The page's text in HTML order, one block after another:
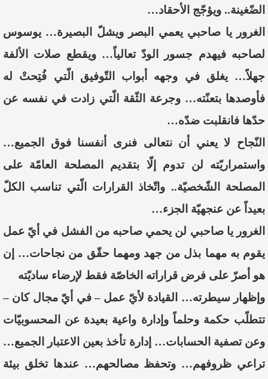
الضّغينة.. ويؤجّج الأحقاد…
الغرور يا صاحبي يعمي البصر ويشلّ البصيرة… يوسوس
لصاحبه فيهدم جسور الودّ تعالياً… ويقطع صلات الألفة
جهلاً… يغلق في وجهه أبواب التّوفيق الّتي فُتِحتْ له
فأوصدها بتعنّته… وجرعة الثّقة الّتي زادت في نفسه عن
حدّها فانقلبت ضدّه…
النّجاح لا يعني أن نتعالى فنرى أنفسنا فوق الجميع…
واستمراريّته لن تدوم إلّا بتقديم المصلحة العامّة على
المصلحة الشّخصيّة.. واتّخاذ القرارات الّتي تناسب الكلّ
بعيداً عن عنجهيّة الجزء…
الغرور يا صاحبي لن يحمي صاحبه من الفشل في أيّ عمل
يقوم به مهما بذل من جهد ومهما حقّق من نجاحات… إن
هو أصرّ على فرض قراراته الخاصّة فقط لإرضاء ساديّته
وإظهار سيطرته… القيادة لأيّ عمل – في أيّ مجال كان –
تتطلّب حكمة وحلماً وإدارة واعية بعيدة عن المحسوبيّات
وعن تصفية الحسابات… إدارة تأخذ بعين الاعتبار الجميع…
تراعي ظروفهم… وتحفظ مصالحهم… عندها تخلق بيئة